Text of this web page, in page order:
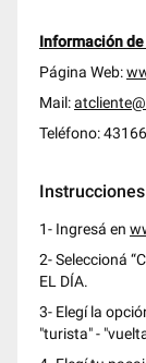
Información
Página Web:
Mail:
Teléfono:
1- Ingresá en
2- Seleccioná
EL DÍA.
3- Elegí la
"turista" -